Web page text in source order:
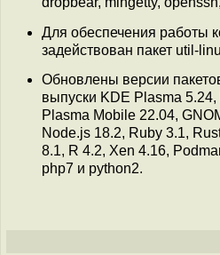
Для обеспечения работы
задействован пакет util-
Обновлены версии
выпуски KDE Plasma
Plasma Mobile 22.04,
Node.js 18.2, Ruby 3.1,
8.1, R 4.2, Xen 4.16,
php7 и python2.